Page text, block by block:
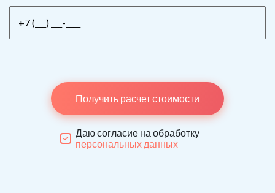
Получить расчет стоимости
Даю согласие на обработку
персональных данных